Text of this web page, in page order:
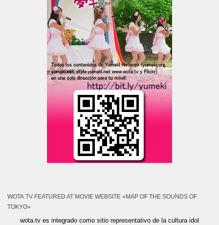
WOTA.TV FEATURED AT MOVIE WEBSITE «MAP OF THE SOUNDS OF
TOKYO»
wota.tv es integrado como sitio representativo de la cultura idol